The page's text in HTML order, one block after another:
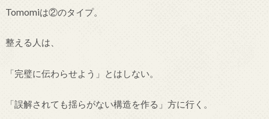
Tomomiは②のタイプ。
整える人は、
「完璧に伝わらせよう」とはしない。
「誤解されても揺らがない構造を作る」方に行く。